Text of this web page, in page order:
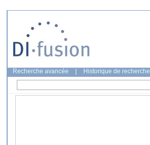
Recherche avancée Historique de recherche